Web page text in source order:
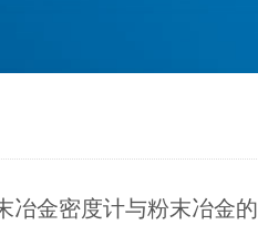
冶金密度计与粉末冶金